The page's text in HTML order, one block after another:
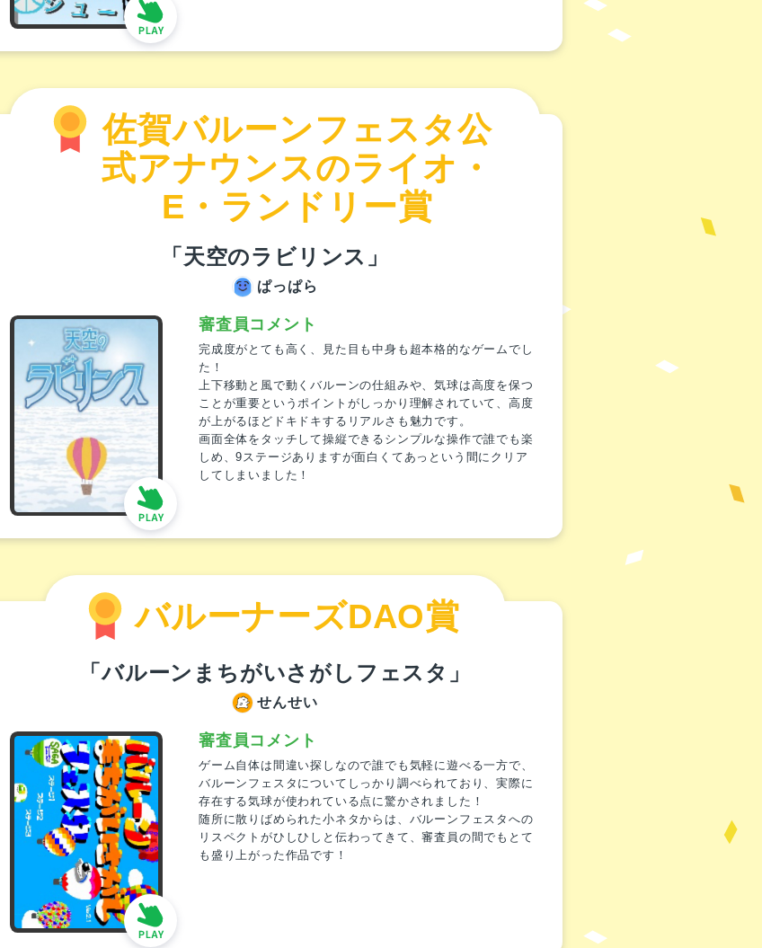
佐賀バルーンフェスタ公
式アナウンスのライオ・
E・ランドリー賞
「天空のラビリンス」
ぱっぱら
審査員コメント
完成度がとても高く、見た目も中身も超本格的なゲームでし
た！
上下移動と風で動くバルーンの仕組みや、気球は高度を保つ
ことが重要というポイントがしっかり理解されていて、高度
が上がるほどドキドキするリアルさも魅力です。
画面全体をタッチして操縦できるシンプルな操作で誰でも楽
しめ、9ステージありますが面白くてあっという間にクリア
してしまいました！
バルーナーズDAO賞
「バルーンまちがいさがしフェスタ」
せんせい
審査員コメント
ゲーム自体は間違い探しなので誰でも気軽に遊べる一方で、
バルーンフェスタについてしっかり調べられており、実際に
存在する気球が使われている点に驚かされました！
随所に散りばめられた小ネタからは、バルーンフェスタへの
リスペクトがひしひしと伝わってきて、審査員の間でもとて
も盛り上がった作品です！